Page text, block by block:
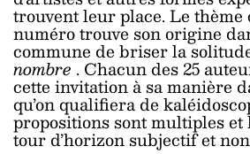
trouvent leur place. Le thème
numéro trouve son origine
commune de briser la
nombre . Chacun des 25
cette invitation à sa manière
qu’on qualifiera de
propositions sont multiples et
tour d’horizon subjectif et